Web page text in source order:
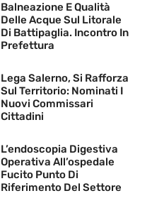
Balneazione E Qualità
Delle Acque Sul Litorale
Di Battipaglia. Incontro In
Prefettura
Lega Salerno, Si Rafforza
Sul Territorio: Nominati I
Nuovi Commissari
Cittadini
L’endoscopia Digestiva
Operativa All’ospedale
Fucito Punto Di
Riferimento Del Settore